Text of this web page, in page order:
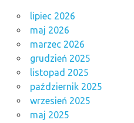
lipiec 2026
maj 2026
marzec 2026
grudzień 2025
listopad 2025
październik 2025
wrzesień 2025
maj 2025